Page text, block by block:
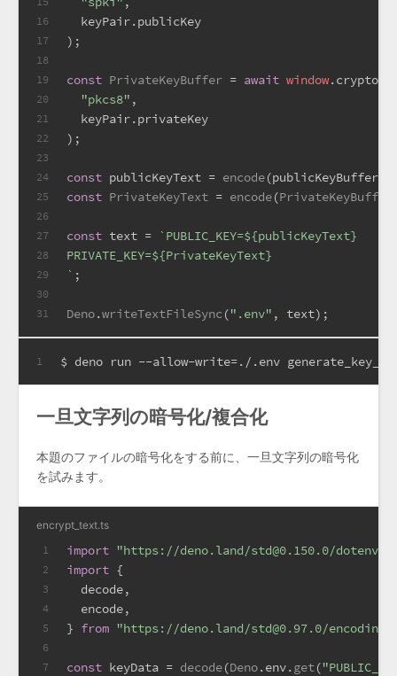
16
17
18
19
20
21
22
23
24
25
26
27
28
29
30
31
  keyPair.
publicKey
);
const PrivateKeyBuffer = await window.crypto
"pkcs8" ,
  keyPair.
privateKey
);
const publicKeyText = encode(publicKeyBuffer);
const PrivateKeyText = encode(PrivateKeyBuffer
const text = `PUBLIC_KEY=${publicKeyText}
PRIVATE_KEY=${PrivateKeyText}
` ;
Deno.writeTextFileSync(".env" , text);
1 $ deno run --allow-write=./.env
一旦文字列の暗号化/複合化
本題のファイルの暗号化をする前に、一旦文字列の暗号化
を試みます。
encrypt_text.ts
1
2
3
4
5
6
7
import "https://deno.land/std@0.150.0/dotenv/
import {
  decode,
  encode,
} from "https://deno.land/std@0.97.0/encoding/
const keyData = decode(Deno.env.get(